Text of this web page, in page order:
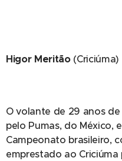
Higor Meritão(Criciúma)
O volante de 29 anos
pelo Pumas, do México,
Campeonato brasileiro,
emprestado ao